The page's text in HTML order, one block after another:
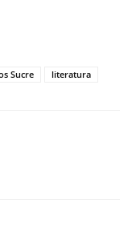
Sucre literatura